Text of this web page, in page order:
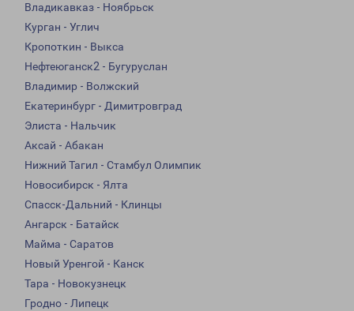
Владикавказ - Ноябрьск
Курган - Углич
Кропоткин - Выкса
Нефтеюганск2 - Бугуруслан
Владимир - Волжский
Екатеринбург - Димитровград
Элиста - Нальчик
Аксай - Абакан
Нижний Тагил - Стамбул Олимпик
Новосибирск - Ялта
Спасск-Дальний - Клинцы
Ангарск - Батайск
Майма - Саратов
Новый Уренгой - Канск
Тара - Новокузнецк
Гродно - Липецк